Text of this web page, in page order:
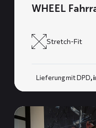
WHEEL
Stretch-Fit
Lieferung mit DPD,
Mehr
lesen